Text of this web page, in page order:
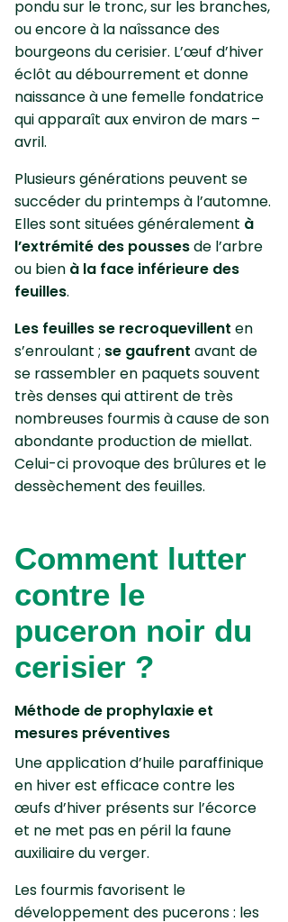
pondu sur le tronc, sur les branches,
ou encore à la naîssance des
bourgeons du cerisier. L’œuf d’hiver
éclôt au débourrement et donne
naissance à une femelle fondatrice
qui apparaît aux environ de mars –
avril.
Plusieurs générations peuvent se
succéder du printemps à l’automne.
Elles sont situées généralement à
l’extrémité des poussesde l’arbre
ou bien à la face inférieure des
feuilles.
Les feuilles se recroquevillent en
s’enroulant ; se gaufrent avant de
se rassembler en paquets souvent
très denses qui attirent de très
nombreuses fourmis à cause de son
abondante production de miellat.
Celui-ci provoque des brûlures et le
dessèchement des feuilles.
Comment lutter
contre le
puceron noir du
cerisier ?
Méthode de prophylaxie et
mesures préventives
Une application d’huile paraffinique
en hiver est efficace contre les
œufs d’hiver présents sur l’écorce
et ne met pas en péril la faune
auxiliaire du verger.
Les fourmis favorisent le
développement des pucerons : les